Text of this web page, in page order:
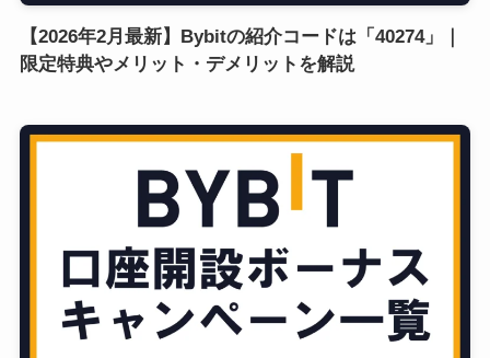
【2026年2月最新】Bybitの紹介コードは「40274」｜
限定特典やメリット・デメリットを解説